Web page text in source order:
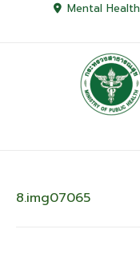
Mental
8.img07065